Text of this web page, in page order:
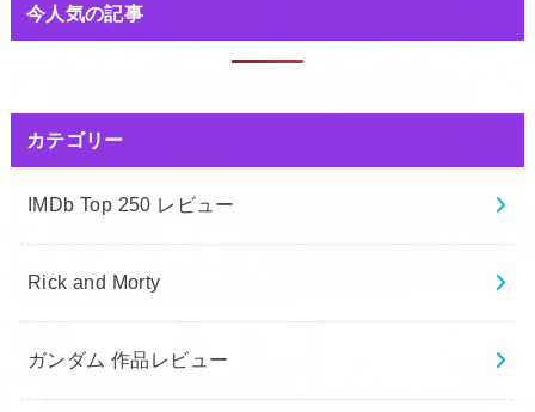
今人気の記事
カテゴリー
IMDb Top 250 レビュー
Rick and Morty
ガンダム 作品レビュー